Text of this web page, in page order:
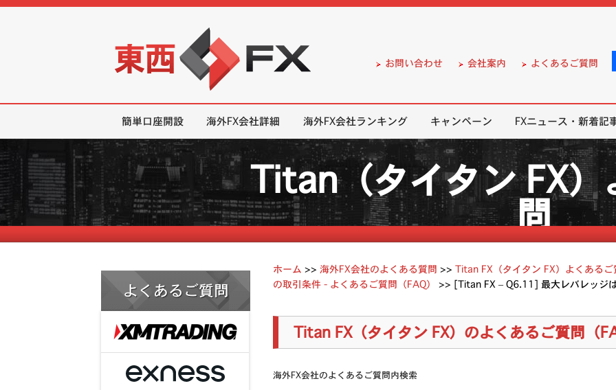
お問い合わせ 会社案内 よくあるご質問
簡単口座開設 海外FX会社詳細 海外FX会社ランキング キャンペーン FXニュース・新着記
Titan（タイタン FX）
問
よくあるご質問
ホーム >> 海外FX会社のよくある質問 >> Titan FX（タイタン FX）よくあるご
の取引条件 - よくあるご質問（FAQ）
>> [Titan FX – Q6.11] 最大レバレッジ
Titan FX（タイタン FX）のよくあるご質問（
海外FX会社のよくあるご質問内検索